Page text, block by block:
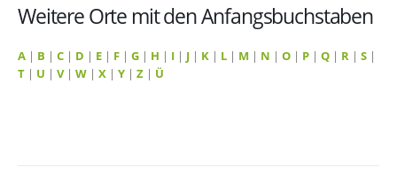
Weitere Orte mit den Anfangsbuchstaben
A | B | C | D | E | F | G | H | I | J | K | L | M | N | O | P | Q | R | S |
T | U | V| W | X | Y | Z | Ü